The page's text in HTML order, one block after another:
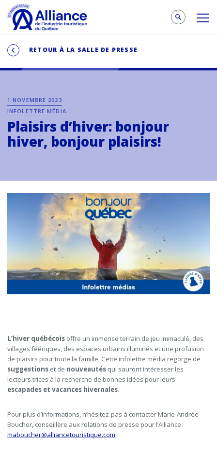
RETOUR À LA SALLE DE PRESSE
1 NOVEMBRE 2023
INFOLETTRE MÉDIA
Plaisirs d’hiver: bonjour
hiver, bonjour plaisirs!
L’hiver québécois offre un immense terrain de jeu immaculé, des
villages féériques, des espaces urbains illuminés et une profusion
de plaisirs pour toute la famille. Cette infolettre média regorge de
suggestions et de nouveautés qui sauront intéresser les
lecteurs.trices à la recherche de bonnes idées pour leurs
escapades et vacances hivernales.
Pour plus d’informations, n’hésitez-pas à contacter Marie-Andrée
Boucher, conseillère aux relations de presse pour l’Alliance :
maboucher@alliancetouristique.com.